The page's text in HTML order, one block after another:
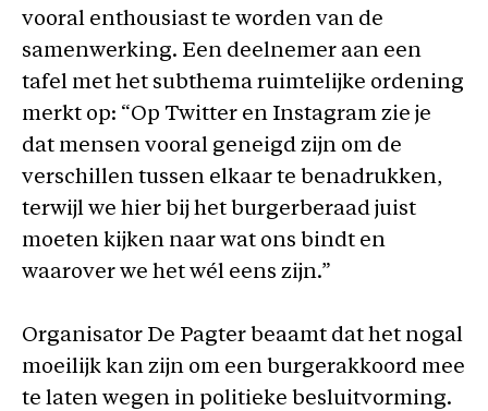
vooral enthousiast te worden van de
samenwerking. Een deelnemer aan een
tafel met het subthema ruimtelijke ordening
merkt op: “Op Twitter en Instagram zie je
dat mensen vooral geneigd zijn om de
verschillen tussen elkaar te benadrukken,
terwijl we hier bij het burgerberaad juist
moeten kijken naar wat ons bindt en
waarover we het wél eens zijn.”
Organisator De Pagter beaamt dat het nogal
moeilijk kan zijn om een burgerakkoord mee
te laten wegen in politieke besluitvorming.